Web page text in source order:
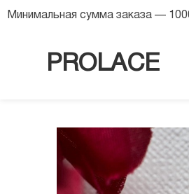
8 (968) 568 63 54
PROLACE
Минимальная сумма заказа —